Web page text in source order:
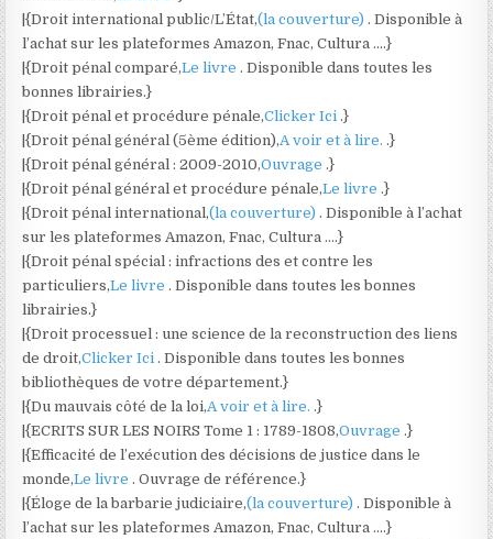
|{Droit international public/L’État,(la couverture). Disponible à
l’achat sur les plateformes Amazon, Fnac, Cultura ….}
|{Droit pénal comparé,Le livre. Disponible dans toutes les
bonnes librairies.}
|{Droit pénal et procédure pénale,Clicker Ici.}
|{Droit pénal général (5ème édition),A voir et à lire..}
|{Droit pénal général : 2009-2010,Ouvrage.}
|{Droit pénal général et procédure pénale,Le livre.}
|{Droit pénal international,(la couverture). Disponible à l’achat
sur les plateformes Amazon, Fnac, Cultura ….}
|{Droit pénal spécial : infractions des et contre les
particuliers,Le livre. Disponible dans toutes les bonnes
librairies.}
|{Droit processuel : une science de la reconstruction des liens
de droit,Clicker Ici. Disponible dans toutes les bonnes
bibliothèques de votre département.}
|{Du mauvais côté de la loi,A voir et à lire..}
|{ECRITS SUR LES NOIRS Tome 1 : 1789-1808,Ouvrage.}
|{Efficacité de l’exécution des décisions de justice dans le
monde,Le livre. Ouvrage de référence.}
|{Éloge de la barbarie judiciaire,(la couverture). Disponible à
l’achat sur les plateformes Amazon, Fnac, Cultura ….}